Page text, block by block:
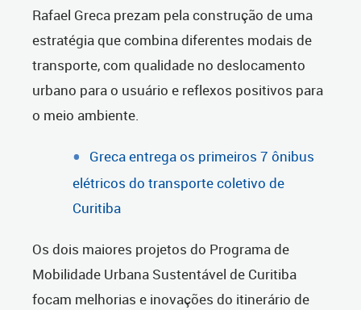
Rafael Greca prezam pela construção de uma
estratégia que combina diferentes modais de
transporte, com qualidade no deslocamento
urbano para o usuário e reflexos positivos para
o meio ambiente.
Greca entrega os primeiros 7 ônibus
elétricos do transporte coletivo de
Curitiba
Os dois maiores projetos do Programa de
Mobilidade Urbana Sustentável de Curitiba
focam melhorias e inovações do itinerário de